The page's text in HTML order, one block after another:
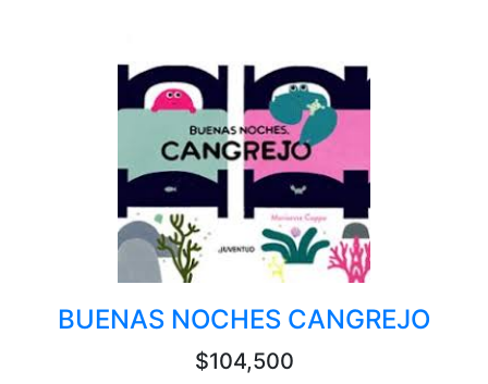
BUENAS NOCHES CANGREJO
$104,500